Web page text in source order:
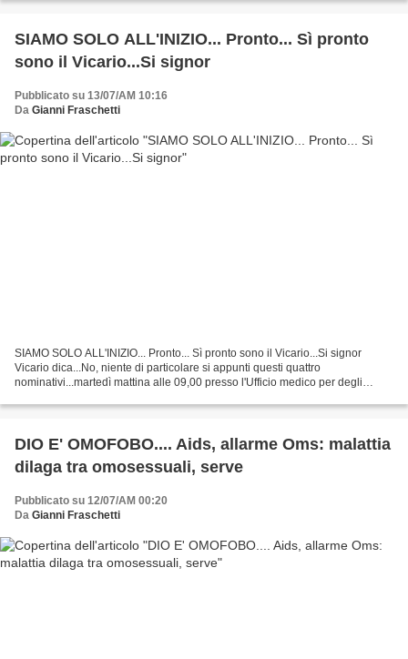
SIAMO SOLO ALL'INIZIO... Pronto... Sì pronto
sono il Vicario...Si signor
Pubblicato su 13/07/AM 10:16
Da Gianni Fraschetti
SIAMO SOLO ALL'INIZIO... Pronto... Sì pronto sono il Vicario...Si signor
Vicario dica...No, niente di particolare si appunti questi quattro
nominativi...martedì mattina alle 09,00 presso l'Ufficio medico per degli
DIO E' OMOFOBO.... Aids, allarme Oms: malattia
dilaga tra omosessuali, serve
Pubblicato su 12/07/AM 00:20
Da Gianni Fraschetti